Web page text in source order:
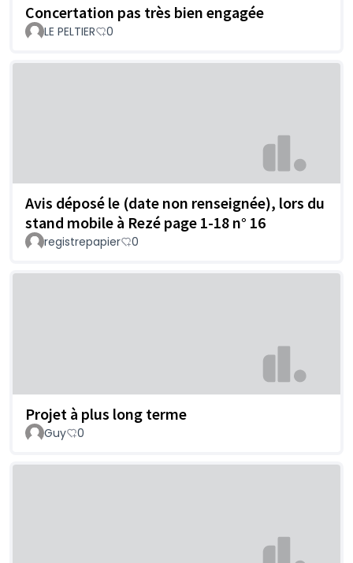
Concertation pas très bien engagée
LE PELTIER 0
Avis déposé le (date non renseignée), lors du
stand mobile à Rezé page 1-18 n° 16
registrepapier 0
Projet à plus long terme
Guy 0